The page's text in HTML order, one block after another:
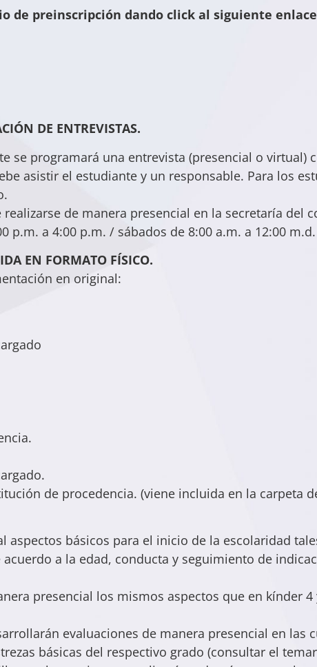
de preinscripción dando click al siguiente
DE ENTREVISTAS.
se programará una entrevista (presencial o virtual)
asistir el estudiante y un responsable. Para los
de manera presencial en la secretaría del
p.m. a 4:00 p.m. / sábados de 8:00 a.m. a 12:00 m.d.
EN FORMATO FÍSICO.
en original:
de procedencia. (viene incluida en la carpeta
aspectos básicos para el inicio de la escolaridad
a la edad, conducta y seguimiento de
presencial los mismos aspectos que en kínder
evaluaciones de manera presencial en las
básicas del respectivo grado (consultar el